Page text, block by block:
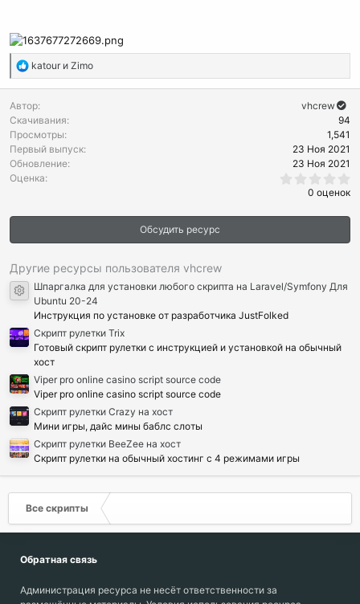
Р
е
к
ц
и
и
:
katour и Zimo
Автор
vhcrew
Скачивания
94
Просмотры
1,541
Первый выпуск
23 Ноя 2021
Обновление
23 Ноя 2021
Оценка
.
0
з
ё
0 оценок
Обсудить ресурс
Другие ресурсы пользователя vhcrew
Иконка ресурса
Шпаргалка для установки любого скрипта на Laravel/Symfony Для
Ubuntu 20-24
Инструкция по установке от разработчика JustFolked
Cкрипт рулетки Trix
Готовый скрипт рулетки с инструкцией и установкой на обычный
хост
Viper pro online casino script source code
Viper pro online casino script source code
Скрипт рулетки Crazy на хост
Мини игры, дайс мины баблс слоты
Скрипт рулетки BeeZee на хост
Скрипт рулетки на обычный хостинг с 4 режимами игры
Все скрипты
Обратная связь
Администрация ресурса не несёт ответственности за